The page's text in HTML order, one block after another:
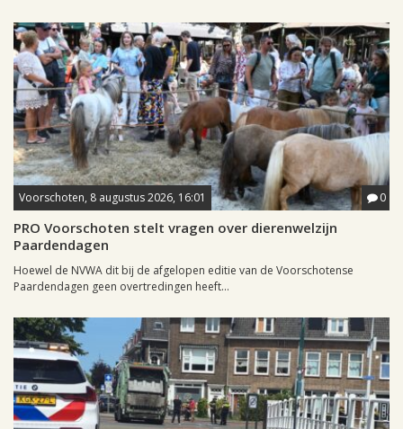
Voorschoten, 8 augustus 2026, 16:01 0
PRO Voorschoten stelt vragen over dierenwelzijn
Paardendagen
Hoewel de NVWA dit bij de afgelopen editie van de Voorschotense
Paardendagen geen overtredingen heeft...